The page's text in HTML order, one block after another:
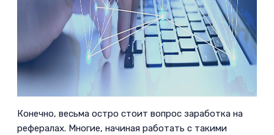
Конечно, весьма остро стоит вопрос заработка на
рефералах. Многие, начиная работать с такими